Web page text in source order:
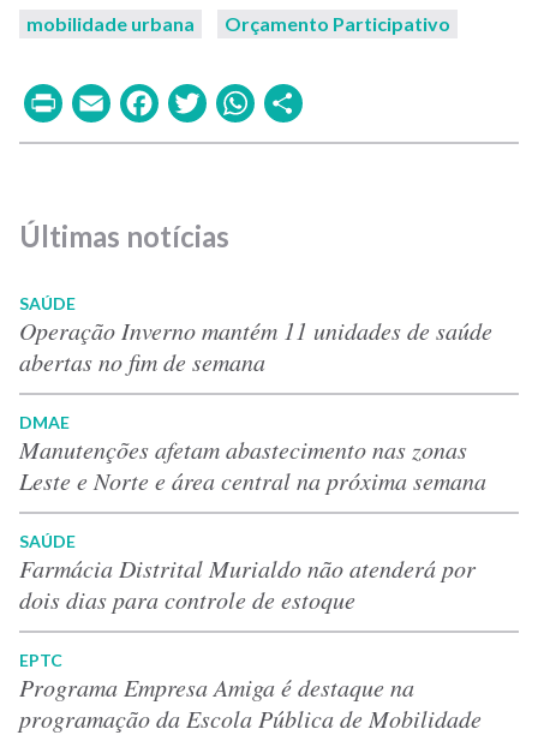
mobilidade urbana
Orçamento Participativo
PrintEmailFacebook
TwitterWhatsApp
Últimas notícias
SAÚDE
Operação Inverno mantém 11 unidades de saúde
abertas no fim de semana
DMAE
Manutenções afetam abastecimento nas zonas
Leste e Norte e área central na próxima semana
SAÚDE
Farmácia Distrital Murialdo não atenderá por
dois dias para controle de estoque
EPTC
Programa Empresa Amiga é destaque na
programação da Escola Pública de Mobilidade